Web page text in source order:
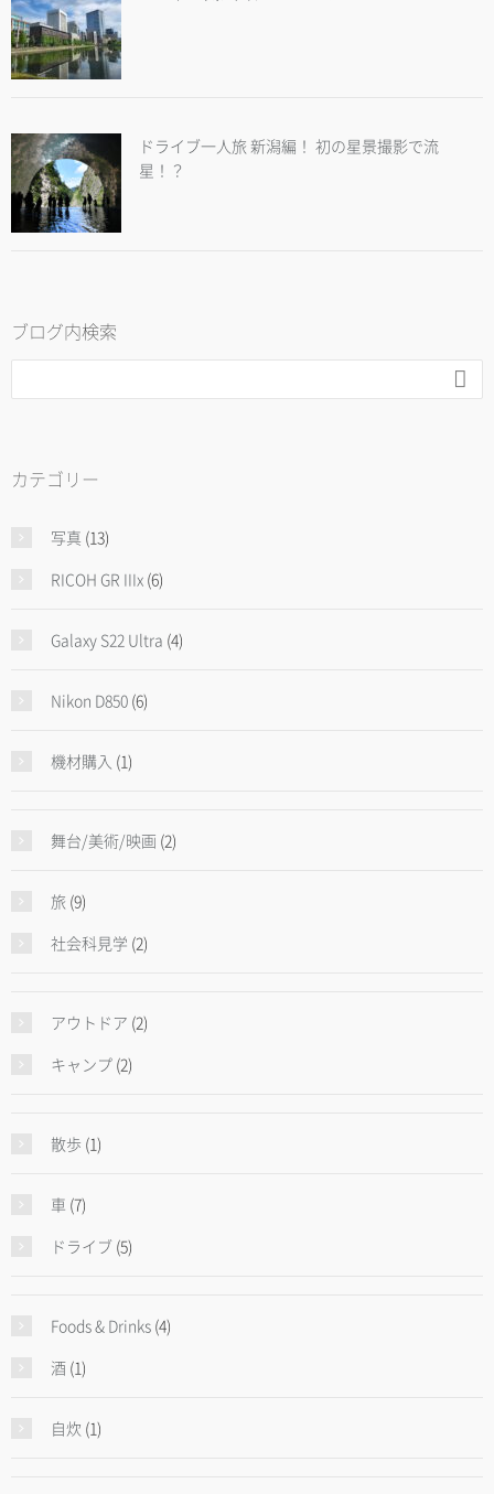
ドライブ一人旅 新潟編！ 初の星景撮影で流
星！？
ブログ内検索

カテゴリー
写真 (13)
RICOH GR IIIx (6)
Galaxy S22 Ultra (4)
Nikon D850 (6)
機材購入 (1)
舞台/美術/映画 (2)
旅 (9)
社会科見学 (2)
アウトドア (2)
キャンプ (2)
散歩 (1)
車 (7)
ドライブ (5)
Foods & Drinks (4)
酒 (1)
自炊 (1)